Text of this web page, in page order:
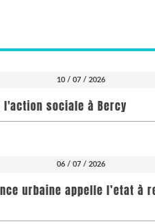
10 / 07 / 2026
sociale à Bercy
06 / 07 / 2026
urbaine appelle l’etat à